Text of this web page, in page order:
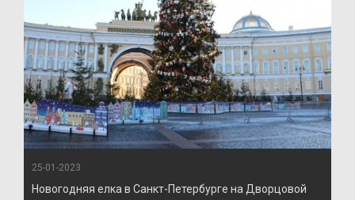
25-01-2023
Новогодняя елка в Санкт-Петербурге на Дворцовой